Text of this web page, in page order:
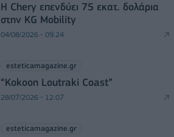
Η Chery επενδύει 75 εκατ. δολάρια
στην KG Mobility
04/08/2026 - 09:24
esteticamagazine.gr
“Kokoon Loutraki Coast”
28/07/2026 - 12:07
esteticamagazine.gr